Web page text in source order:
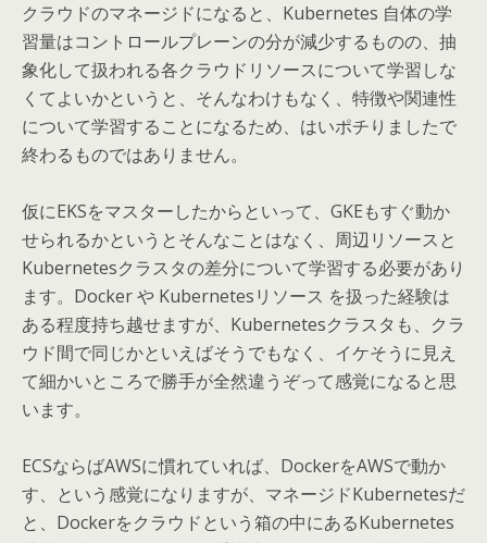
クラウドのマネージドになると、Kubernetes 自体の学
習量はコントロールプレーンの分が減少するものの、抽
象化して扱われる各クラウドリソースについて学習しな
くてよいかというと、そんなわけもなく、特徴や関連性
について学習することになるため、はいポチりましたで
終わるものではありません。
仮にEKSをマスターしたからといって、GKEもすぐ動か
せられるかというとそんなことはなく、周辺リソースと
Kubernetesクラスタの差分について学習する必要があり
ます。Docker や Kubernetesリソース を扱った経験は
ある程度持ち越せますが、Kubernetesクラスタも、クラ
ウド間で同じかといえばそうでもなく、イケそうに見え
て細かいところで勝手が全然違うぞって感覚になると思
います。
ECSならばAWSに慣れていれば、DockerをAWSで動か
す、という感覚になりますが、マネージドKubernetesだ
と、Dockerをクラウドという箱の中にあるKubernetes